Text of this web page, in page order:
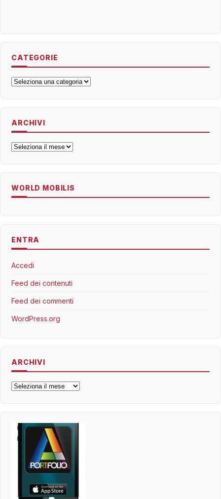
CATEGORIE
Categorie
ARCHIVI
Archivi
WORLD MOBILIS
ENTRA
Accedi
Feed dei contenuti
Feed dei commenti
WordPress.org
ARCHIVI
Archivi